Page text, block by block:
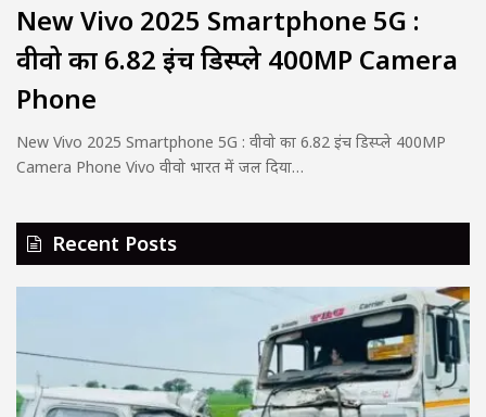
New Vivo 2025 Smartphone 5G :
वीवो का 6.82 इंच डिस्प्ले 400MP Camera
Phone
New Vivo 2025 Smartphone 5G : वीवो का 6.82 इंच डिस्प्ले 400MP
Camera Phone Vivo वीवो भारत में जल दिया…
Recent Posts